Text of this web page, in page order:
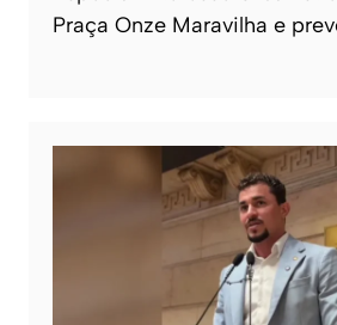
Praça Onze Maravilha e